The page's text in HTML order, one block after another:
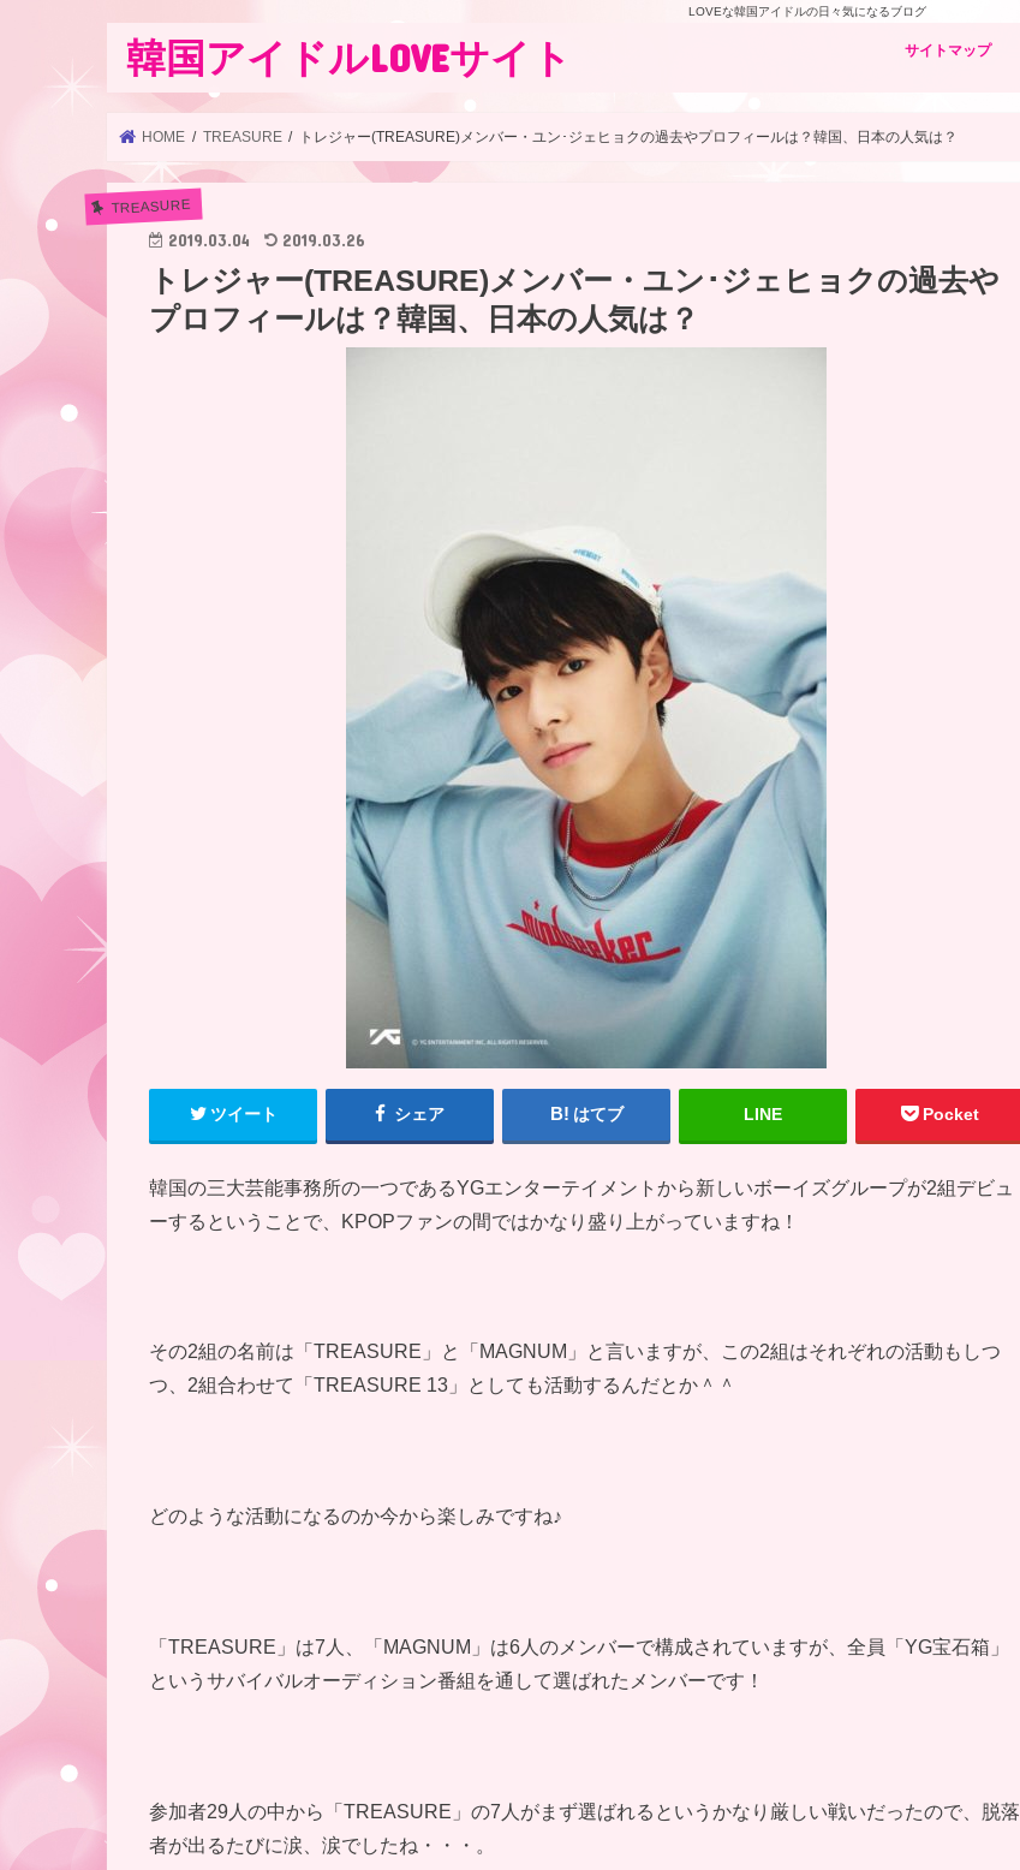
LOVEな韓国アイドルの日々気になるブログ
韓国アイドルLOVEサイト サイトマップ
HOME TREASURE トレジャー(TREASURE)メンバー・ユン･ジェヒョクの過去やプロフィールは？韓国、日本の人気は？
TREASURE
2019.03.04 2019.03.26
トレジャー(TREASURE)メンバー・ユン･ジェヒョクの過去や
プロフィールは？韓国、日本の人気は？
ツイート シェア はてブ LINE Pocket
韓国の三大芸能事務所の一つであるYGエンターテイメントから新しいボーイズグループが2組デビュ
ーするということで、KPOPファンの間ではかなり盛り上がっていますね！
その2組の名前は「TREASURE」と「MAGNUM」と言いますが、この2組はそれぞれの活動もしつ
つ、2組合わせて「TREASURE 13」としても活動するんだとか＾＾
どのような活動になるのか今から楽しみですね♪
「TREASURE」は7人、「MAGNUM」は6人のメンバーで構成されていますが、全員「YG宝石箱」
というサバイバルオーディション番組を通して選ばれたメンバーです！
参加者29人の中から「TREASURE」の7人がまず選ばれるというかなり厳しい戦いだったので、脱落
者が出るたびに涙、涙でしたね・・・。